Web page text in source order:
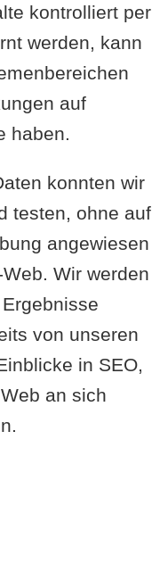
kontrolliert per
werden, kann
auf
haben.
konnten wir
testen, ohne auf
angewiesen
Wir werden
von unseren
in SEO,
an sich